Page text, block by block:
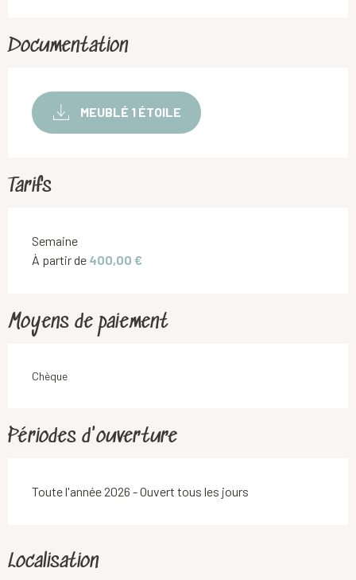
Documentation
MEUBLÉ 1 ÉTOILE
Tarifs
Tarifs 2026
Semaine
À partir de 400,00 €
Moyens de paiement
Chèque
Périodes d'ouverture
Toute l'année 2026 - Ouvert tous les jours
Localisation